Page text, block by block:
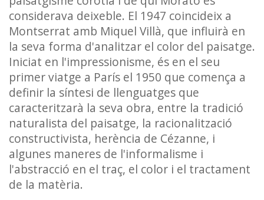
considerava deixeble. El 1947 coincideix a
Montserrat amb Miquel Villà, que influirà en
la seva forma d'analitzar el color del paisatge.
Iniciat en l'impressionisme, és en el seu
primer viatge a París el 1950 que comença a
definir la síntesi de llenguatges que
caracteritzarà la seva obra, entre la tradició
naturalista del paisatge, la racionalització
constructivista, herència de Cézanne, i
algunes maneres de l'informalisme i
l'abstracció en el traç, el color i el tractament
de la matèria.